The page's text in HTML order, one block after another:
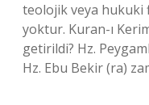
teolojik veya hukuki
yoktur. Kuran-ı
getirildi? Hz.
Hz. Ebu Bekir (ra)